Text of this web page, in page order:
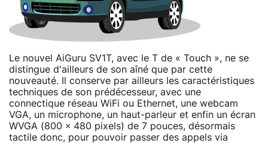
Le nouvel AiGuru SV1T, avec le T de « Touch », ne se
distingue d'ailleurs de son aîné que par cette
nouveauté. Il conserve par ailleurs les caractéristiques
techniques de son prédécesseur, avec une
connectique réseau WiFi ou Ethernet, une webcam
VGA, un microphone, un haut-parleur et enfin un écran
WVGA (800 × 480 pixels) de 7 pouces, désormais
tactile donc, pour pouvoir passer des appels via